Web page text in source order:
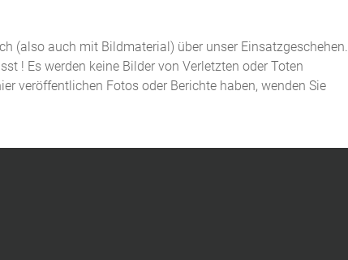
(also auch mit Bildmaterial) über unser Einsatzgeschehen.
! Es werden keine Bilder von Verletzten oder Toten
veröffentlichen Fotos oder Berichte haben, wenden Sie